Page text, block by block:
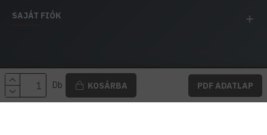
Db KOSÁRBA PDF ADATLAP
SAJÁT FIÓK
EH IMPEX / Copyright © 1991-2025 Energia Háza